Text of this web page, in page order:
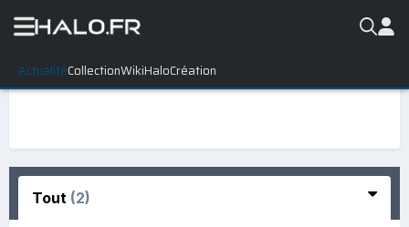
ActualitéCollectionWikiHaloCréation
Tout (2)